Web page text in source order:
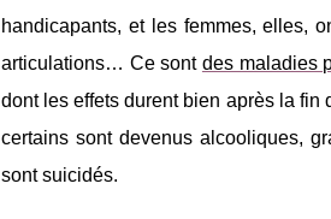
handicapants, et les femmes, elles,
articulations… Ce sont des maladies
dont les effets durent bien après la fin
certains sont devenus alcooliques,
sont suicidés.